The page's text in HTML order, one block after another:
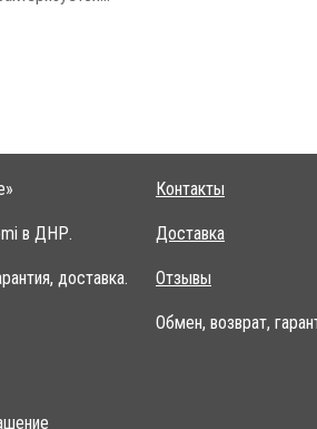
в ДНР.
доставка.
Контакты
Доставка
Отзывы
Обмен, возврат,